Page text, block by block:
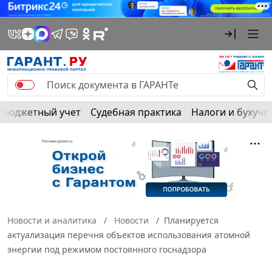
Бюджетный учет Судебная практика Налоги и
Новости и аналитика Новости
Планируется
актуализация перечня объектов использования атомной
энергии под режимом постоянного госнадзора